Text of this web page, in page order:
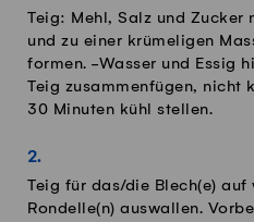
Teig: Mehl, Salz und Zucker
und zu einer krümeligen
formen. -Wasser und Essig
Teig zusammenfügen, nicht
30 Minuten kühl stellen.
Teig für das/die Blech(e) auf
Rondelle(n) auswallen.